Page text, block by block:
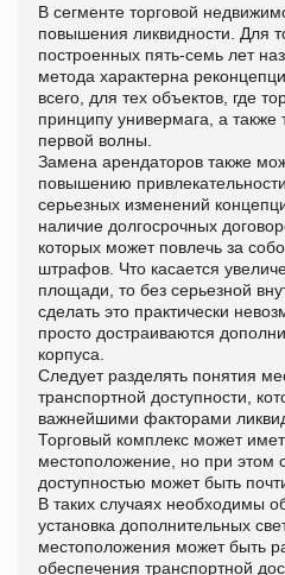
В сегменте торговой
повышения ликвидности. Для
построенных пять-семь лет
метода характерна
всего, для тех объектов, где
принципу универмага, а также
первой волны.
Замена арендаторов также
повышению
серьезных изменений
наличие долгосрочных
которых может повлечь за
штрафов. Что касается
площади, то без серьезной
сделать это практически
просто достраиваются
корпуса.
Следует разделять понятия
транспортной доступности,
важнейшими факторами
Торговый комплекс может
местоположение, но при этом
доступностью может быть
В таких случаях необходимы
установка дополнительных
местоположения может быть
обеспечения транспортной